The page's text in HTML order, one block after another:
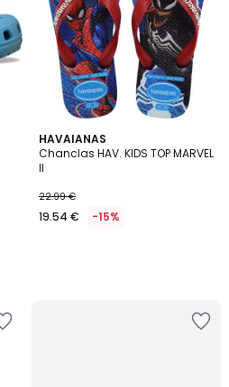
HAVAIANAS
Chanclas HAV. KIDS TOP MARVEL
II
22.99 €
19.54 € -15%